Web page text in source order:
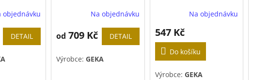
objednávku
DETAIL
vnitřním závitem
Na objednávku
od 709 Kč DETAIL
Výrobce:GEKA
Na objednávku
547 Kč
Do košíku
Výrobce: GEKA